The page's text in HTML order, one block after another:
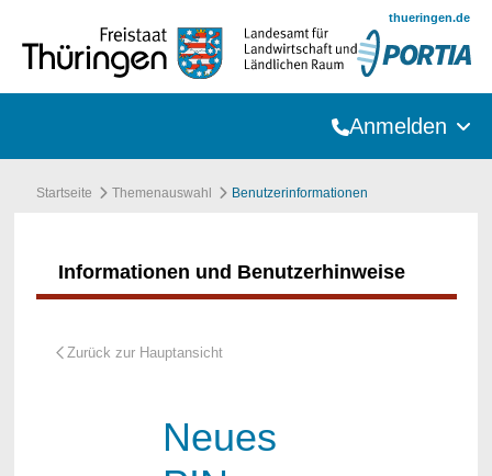
thueringen.de
Anmelden
Startseite Themenauswahl Benutzerinformationen
Informationen und Benutzerhinweise
Neues